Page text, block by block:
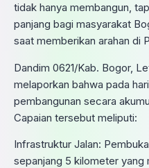
tidak hanya membangun,
panjang bagi masyarakat
saat memberikan arahan di
​Dandim 0621/Kab. Bogor,
melaporkan bahwa pada
pembangunan secara
Capaian tersebut meliputi:
​Infrastruktur Jalan:
sepanjang 5 kilometer yang